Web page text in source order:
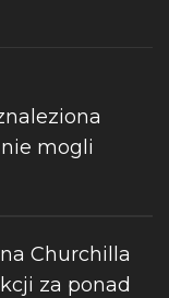
mogli
Churchilla
za ponad